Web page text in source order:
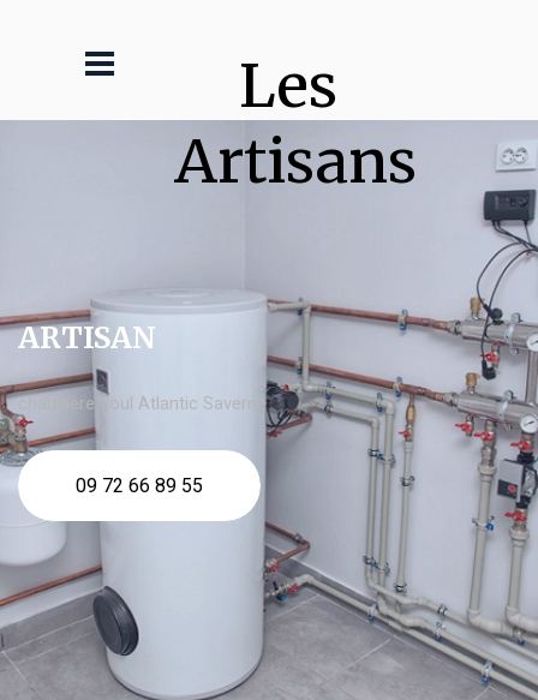
Les
Artisans
ARTISAN
chaudière fioul Atlantic Saverne
09 72 66 89 55